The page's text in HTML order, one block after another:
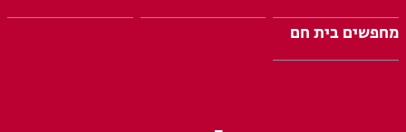
מחפשים בית חם